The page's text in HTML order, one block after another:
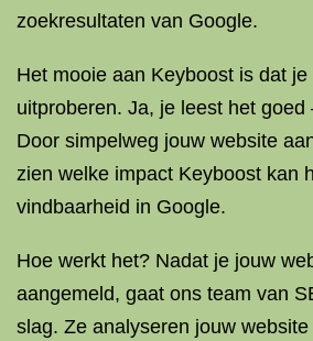
zoekresultaten van Google.
Het mooie aan Keyboost is dat
uitproberen. Ja, je leest het goed
Door simpelweg jouw website
zien welke impact Keyboost kan
vindbaarheid in Google.
Hoe werkt het? Nadat je jouw
aangemeld, gaat ons team van
slag. Ze analyseren jouw